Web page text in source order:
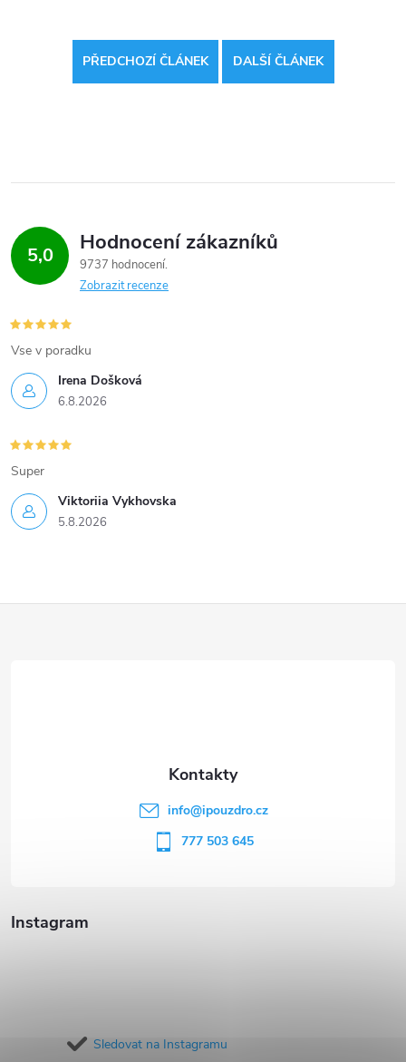
PŘEDCHOZÍ ČLÁNEK DALŠÍ ČLÁNEK
5,0 Hodnocení zákazníků
9737 hodnocení
Zobrazit recenze
Irena Došková
6.8.2026
Vse v poradku
Viktoriia Vykhovska
5.8.2026
Super
Instagram
Sledovat na Instagramu
info@ipouzdro.cz
777 503 645